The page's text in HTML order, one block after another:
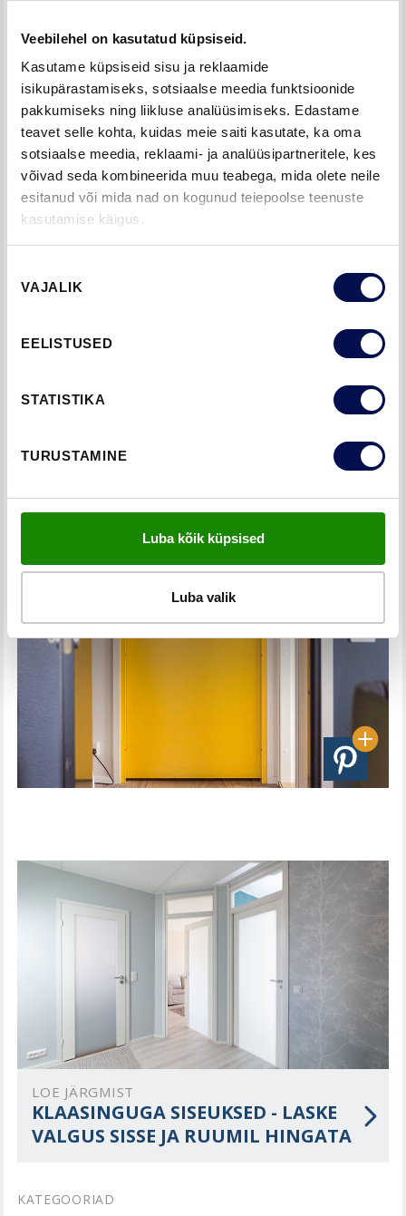
Veebilehel on kasutatud küpsiseid.
Kasutame küpsiseid sisu ja reklaamide
isikupärastamiseks, sotsiaalse meedia funktsioonide
pakkumiseks ning liikluse analüüsimiseks. Edastame
teavet selle kohta, kuidas meie saiti kasutate, ka oma
sotsiaalse meedia, reklaami- ja analüüsipartneritele, kes
võivad seda kombineerida muu teabega, mida olete neile
esitanud või mida nad on kogunud teiepoolse teenuste
kasutamise käigus.
valik
VAJALIK
EELISTUSED
STATISTIKA
TURUSTAMINE
Luba kõik küpsised
Luba valik
LOE JÄRGMIST
KLAASINGUGA SISEUKSED - LASKE
VALGUS SISSE JA RUUMIL HINGATA
KATEGOORIAD